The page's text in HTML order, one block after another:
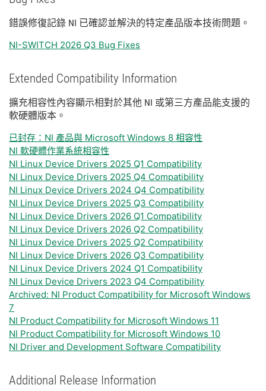
錯誤修復記錄 NI 已確認並解決的特定產品版本技術問題。
NI-SWITCH 2026 Q3 Bug Fixes
Extended Compatibility Information
擴充相容性內容顯示相對於其他 NI 或第三方產品能支援的
軟硬體版本。
已封存：NI 產品與 Microsoft Windows 8 相容性
NI 軟硬體作業系統相容性
NI Linux Device Drivers 2025 Q1 Compatibility
NI Linux Device Drivers 2025 Q4 Compatibility
NI Linux Device Drivers 2024 Q4 Compatibility
NI Linux Device Drivers 2025 Q3 Compatibility
NI Linux Device Drivers 2026 Q1 Compatibility
NI Linux Device Drivers 2026 Q2 Compatibility
NI Linux Device Drivers 2025 Q2 Compatibility
NI Linux Device Drivers 2026 Q3 Compatibility
NI Linux Device Drivers 2024 Q1 Compatibility
NI Linux Device Drivers 2023 Q4 Compatibility
Archived: NI Product Compatibility for Microsoft Windows
7
NI Product Compatibility for Microsoft Windows 11
NI Product Compatibility for Microsoft Windows 10
NI Driver and Development Software Compatibility
Additional Release Information